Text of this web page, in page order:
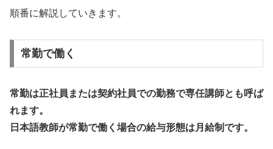
順番に解説していきます。
常勤で働く
常勤は正社員または契約社員での勤務で専任講師とも呼ば
れます。
日本語教師が常勤で働く場合の給与形態は月給制です。